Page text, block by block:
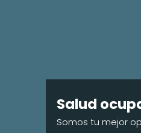
Salud
Somos tu mejor